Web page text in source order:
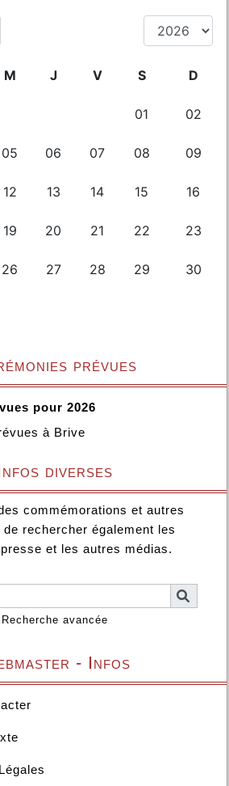
prévues
pour 2026
à Brive
diverses
commémorations et autres
rechercher également les
et les autres médias.
Recherche avancée
- Infos